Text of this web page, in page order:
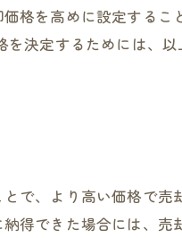
格を高めに設定するこ
決定するためには、以
で、より高い価格で売
得できた場合には、売